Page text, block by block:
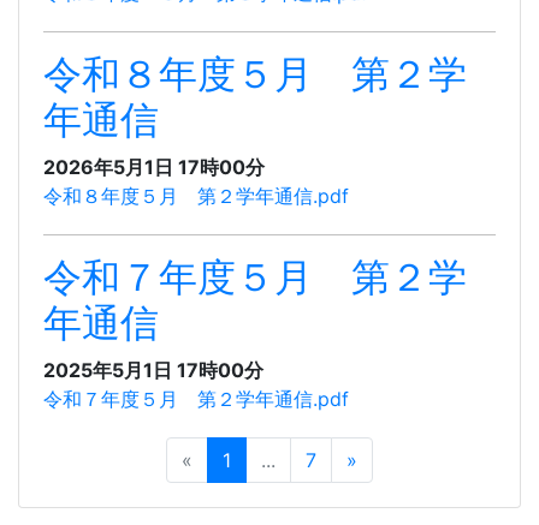
令和８年度５月 第２学
年通信
2026年5月1日 17時00分
令和８年度５月 第２学年通信.pdf
令和７年度５月 第２学
年通信
2025年5月1日 17時00分
令和７年度５月 第２学年通信.pdf
« 1 ... 7 »